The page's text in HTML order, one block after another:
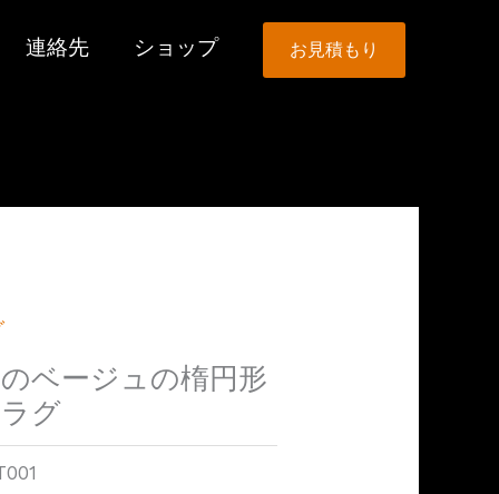
連絡先 ショップ お見積もり
ベージュの楕円形
グ